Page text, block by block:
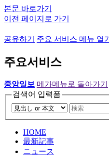
본문 바로가기
이전 페이지로 가기
공유하기 주요 서비스 메뉴 열기
주요서비스
중앙일보 메가메뉴로 돌아가기
검색어 입력폼
HOME
最新記事
ニュース